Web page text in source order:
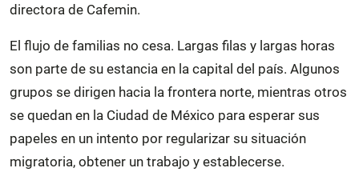
directora de Cafemin.
El flujo de familias no cesa. Largas filas y largas horas
son parte de su estancia en la capital del país. Algunos
grupos se dirigen hacia la frontera norte, mientras otros
se quedan en la Ciudad de México para esperar sus
papeles en un intento por regularizar su situación
migratoria, obtener un trabajo y establecerse.